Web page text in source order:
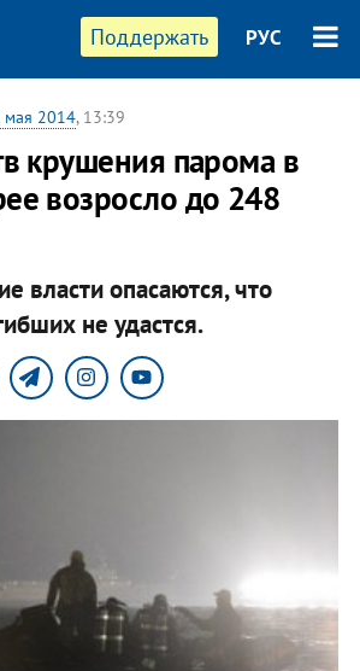
Поддержать РУС
мая 2014, 13:39
крушения парома в
возросло до 248
власти опасаются, что
не удастся.